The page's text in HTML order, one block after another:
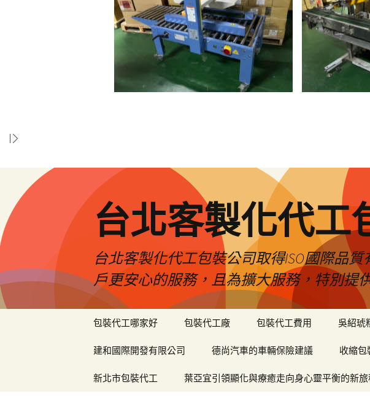
台北客製化代工
台北客製化代工包裝公司取得ISO國際品
戶更安心的服務，且為擴大服務，特別提
包裝代工哪家好 包裝代工廠 包裝代工費用 吳紹琥
建和國際開發有限公司 德尚汽車的車輛保險建議 收縮包
新北市包裝代工 葉亞宜引領顯化與療癒走向身心靈平衡的新旅